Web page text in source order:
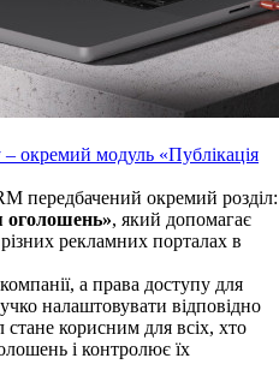
– окремий модуль «Публікація
передбачений окремий розділ:
оголошень», який допомагає
рекламних порталах в
а права доступу для
налаштовувати відповідно
корисним для всіх, хто
і контролює їх